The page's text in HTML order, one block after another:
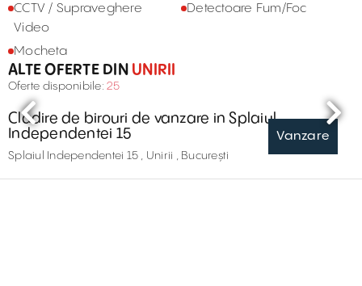
CCTV / Supraveghere
Video
Detectoare Fum/Foc
Mocheta
ALTE OFERTE DIN UNIRII
Oferte disponibile: 25
Vanzare
Cladire de birouri de vanzare in Splaiul
Independentei 15
Splaiul Independentei 15 , Unirii , București